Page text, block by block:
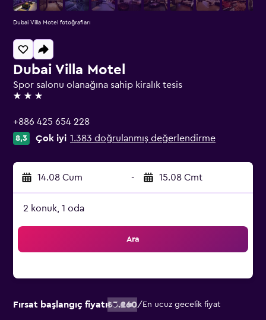
Dubai Villa Motel
Spor salonu olanağına sahip kiralık tesis
3 yıldız
+886 425 654 228
8,3 Çok iyi 1.383 doğrulanmış değerlendirme
14.08 Cum - 15.08 Cmt
2 konuk, 1 oda
Ara
Fırsat başlangıç fiyatı₺3.260/ En ucuz gecelik fiyat
Dubai Villa Motel fotoğrafları